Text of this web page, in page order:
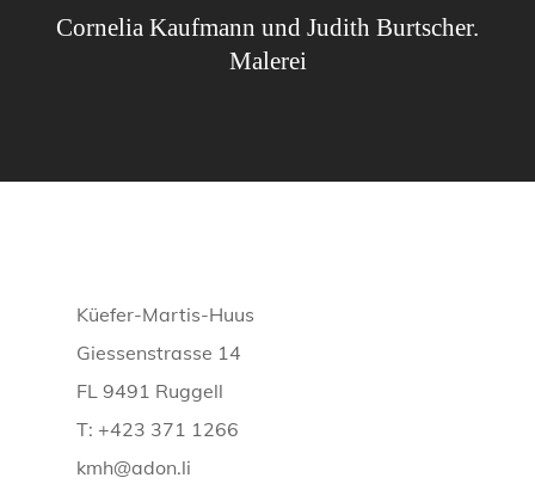
Cornelia Kaufmann und Judith Burtscher.
Malerei
Küefer-Martis-Huus
Giessenstrasse 14
FL 9491 Ruggell
T: +423 371 1266
kmh@adon.li